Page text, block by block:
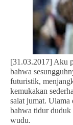
[31.03.2017] Aku
bahwa
futuristik,
kemukakan
salat jumat. Ulama
bahwa tidur duduk
wudu.